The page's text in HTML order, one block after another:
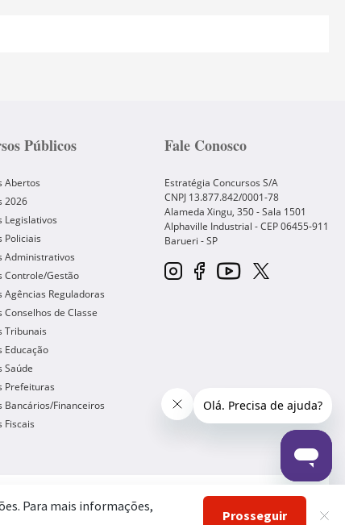
Públicos
Abertos
2026
Legislativos
Policiais
Administrativos
Controle/Gestão
Agências Reguladoras
Conselhos de Classe
Tribunais
Educação
Saúde
Prefeituras
Bancários/Financeiros
Fiscais
Fale Conosco
Estratégia Concursos S/A
CNPJ 13.877.842/0001-78
Alameda Xingu, 350 - Sala 1501
Alphaville Industrial - CEP06455-911
Barueri -SP